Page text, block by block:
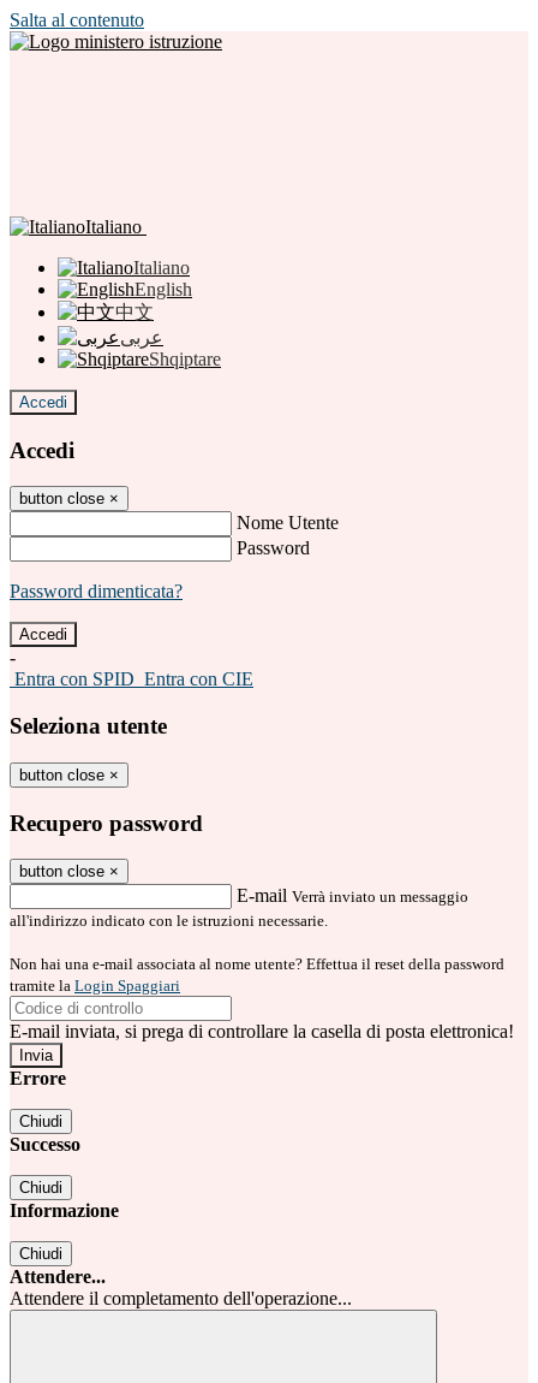
Salta al contenuto
Italiano
Italiano
English
中文
عربى
Shqiptare
Accedi
Accedi
button close ×
Nome Utente
Password
Password dimenticata?
-
Entra con SPID Entra con CIE
Seleziona utente
button close ×
Recupero password
button close ×
E-mail Verrà inviato un messaggio
all'indirizzo indicato con le istruzioni necessarie.
Non hai una e-mail associata al nome utente? Effettua il reset della password
tramite la Login Spaggiari
E-mail inviata, si prega di controllare la casella di posta elettronica!
Errore
Chiudi
Successo
Chiudi
Informazione
Chiudi
Attendere...
Attendere il completamento dell'operazione...